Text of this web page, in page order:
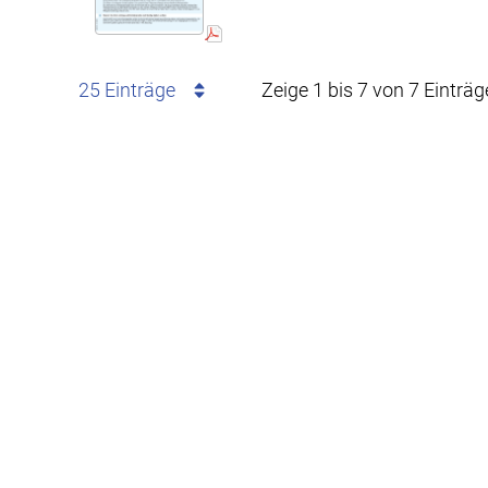
25 Einträge Zeige 1 bis 7 von 7